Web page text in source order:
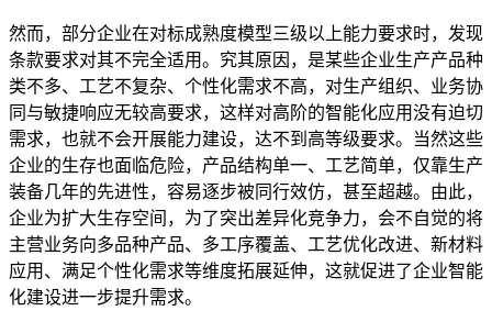
然而，部分企业在对标成熟度模型三级以上能力要求时，发现
条款要求对其不完全适用。究其原因，是某些企业生产产品种
类不多、工艺不复杂、个性化需求不高，对生产组织、业务协
同与敏捷响应无较高要求，这样对高阶的智能化应用没有迫切
需求，也就不会开展能力建设，达不到高等级要求。当然这些
企业的生存也面临危险，产品结构单一、工艺简单，仅靠生产
装备几年的先进性，容易逐步被同行效仿，甚至超越。由此，
企业为扩大生存空间，为了突出差异化竞争力，会不自觉的将
主营业务向多品种产品、多工序覆盖、工艺优化改进、新材料
应用、满足个性化需求等维度拓展延伸，这就促进了企业智能
化建设进一步提升需求。